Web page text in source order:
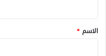
*
الاسم *